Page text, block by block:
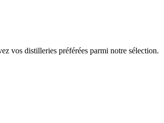
vos distilleries préférées parmi notre sélection.